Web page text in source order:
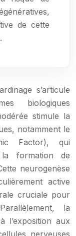
de cette
s’articule
biologiques
stimule la
notamment le
Factor), qui
formation de
neurogenèse
active
cruciale pour
la
l’exposition aux
nerveuses